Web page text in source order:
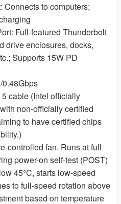
Connects to computers;
Full-featured Thunderbolt
drive enclosures, docks,
Supports 15W PD
0.48Gbps
cable (Intel officially
non-officially certified
to have certified chips
controlled fan. Runs at full
power-on self-test (POST)
45°C, starts low-speed
to full-speed rotation above
based on temperature